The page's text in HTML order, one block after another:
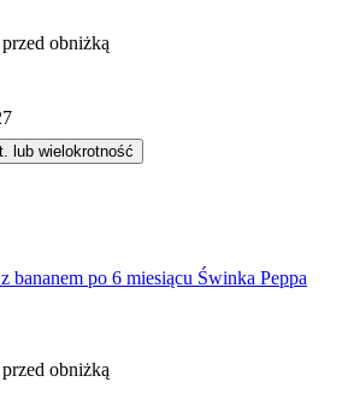
obniżką
lub wielokrotność
bananem po 6 miesiącu Świnka Peppa
obniżką